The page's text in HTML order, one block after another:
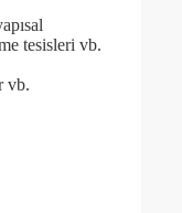
tesisleri vb.
vb.